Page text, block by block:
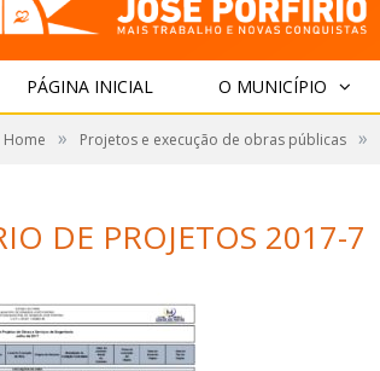
PÁGINA INICIAL O MUNICÍPIO
Home » Projetos e execução de obras públicas »
DE PROJETOS 2017-7